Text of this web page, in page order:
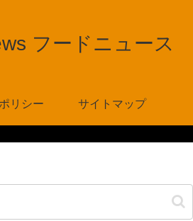
フードニュース
リシー サイトマップ